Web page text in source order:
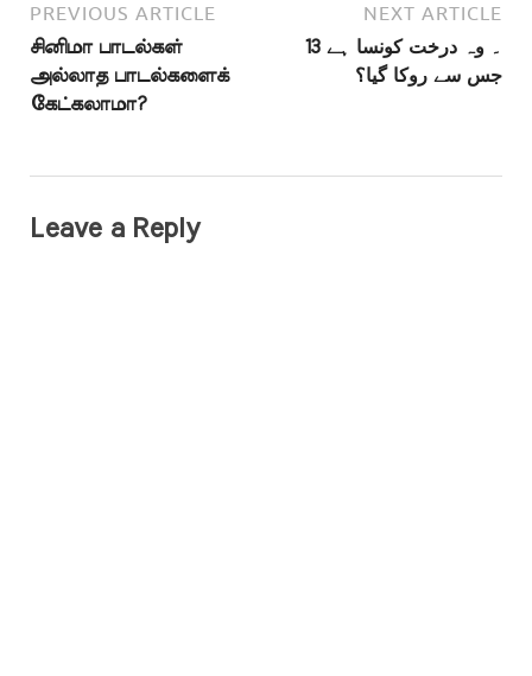
PREVIOUS ARTICLE
சினிமா பாடல்கள்
அல்லாத பாடல்களைக்
கேட்கலாமா?
NEXT ARTICLE
13 ۔ وہ درخت کونسا ہے
جس سے روکا گیا؟
Leave a Reply